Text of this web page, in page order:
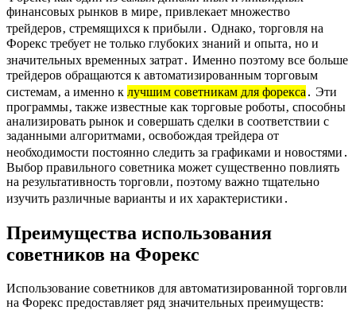
финансовых рынков в мире‚ привлекает множество
трейдеров‚ стремящихся к прибыли․ Однако‚ торговля на
Форекс требует не только глубоких знаний и опыта‚ но и
значительных временных затрат․ Именно поэтому все больше
трейдеров обращаются к автоматизированным торговым
системам‚ а именно к лучшим советникам для форекса ․ Эти
программы‚ также известные как торговые роботы‚ способны
анализировать рынок и совершать сделки в соответствии с
заданными алгоритмами‚ освобождая трейдера от
необходимости постоянно следить за графиками и новостями․
Выбор правильного советника может существенно повлиять
на результативность торговли‚ поэтому важно тщательно
изучить различные варианты и их характеристики․
Преимущества использования
советников на Форекс
Использование советников для автоматизированной торговли
на Форекс предоставляет ряд значительных преимуществ: